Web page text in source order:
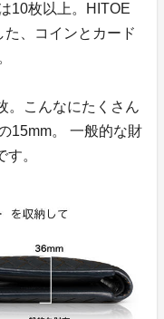
10枚以上。HITOE
、コインとカード
。こんなにたくさん
15mm。 一般的な財
。